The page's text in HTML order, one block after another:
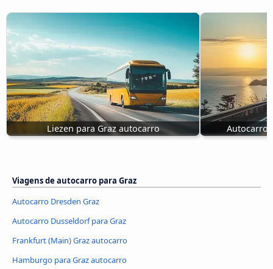
Liezen para Graz autocarro
Viagens de autocarro para Graz
Autocarro Dresden Graz
Autocarro Dusseldorf para Graz
Frankfurt (Main) Graz autocarro
Hamburgo para Graz autocarro